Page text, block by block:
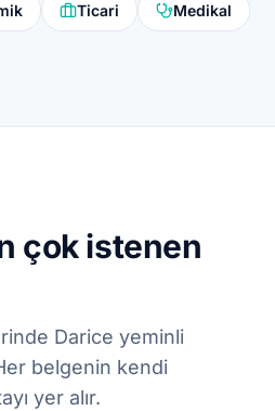
Ticari Medikal
çok istenen
Darice yeminli
belgenin kendi
yer alır.